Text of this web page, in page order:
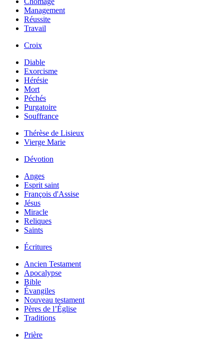
Management
Réussite
Travail
Croix
Diable
Exorcisme
Hérésie
Mort
Péchés
Purgatoire
Souffrance
Thérèse de Lisieux
Vierge Marie
Dévotion
Anges
Esprit saint
François d'Assise
Jésus
Miracle
Reliques
Saints
Écritures
Ancien Testament
Apocalypse
Bible
Évangiles
Nouveau testament
Pères de l’Église
Traditions
Prière